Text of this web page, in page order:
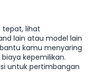
tepat, lihat
lain atau model lain
kamu menyaring
kepemilikan.
untuk pertimbangan